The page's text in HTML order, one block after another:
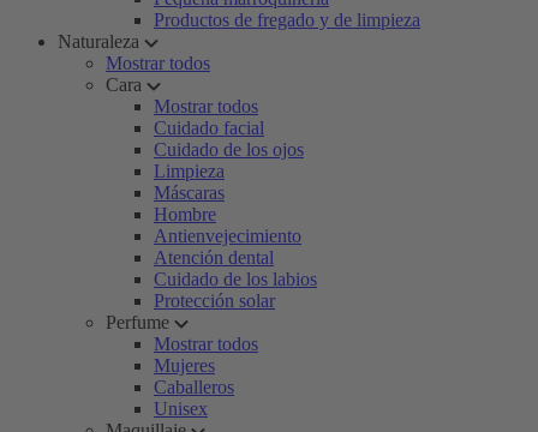
Productos de fregado y de limpieza
Naturaleza
Mostrar todos
Cara
Mostrar todos
Cuidado facial
Cuidado de los ojos
Limpieza
Máscaras
Hombre
Antienvejecimiento
Atención dental
Cuidado de los labios
Protección solar
Perfume
Mostrar todos
Mujeres
Caballeros
Unisex